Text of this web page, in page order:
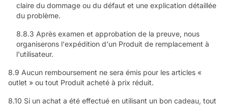
claire du dommage ou du défaut et une explication détaillée
du problème.
8.8.3 Après examen et approbation de la preuve, nous
organiserons l'expédition d'un Produit de remplacement à
l'utilisateur.
8.9 Aucun remboursement ne sera émis pour les articles «
outlet » ou tout Produit acheté à prix réduit.
8.10 Si un achat a été effectué en utilisant un bon cadeau, tout